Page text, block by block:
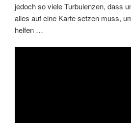
jedoch so viele Turbulenzen, dass
alles auf eine Karte setzen muss,
helfen …